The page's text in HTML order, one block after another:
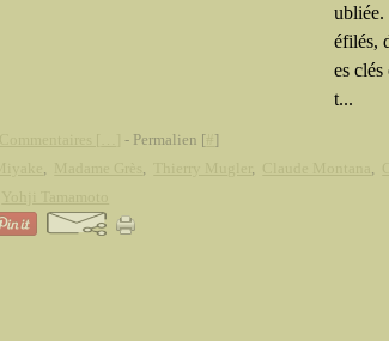
ubliée.
éfilés,
es
t...
- Permalien [ ]
, , , ,